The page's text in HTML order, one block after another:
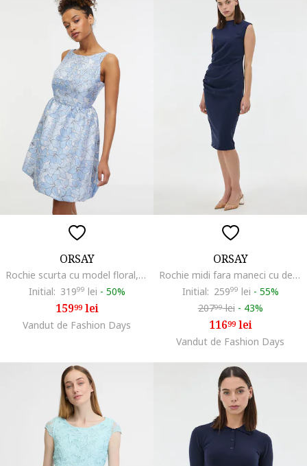
ORSAY
Rochie scurta cu model floral, Albastru deschis
Initial: 31999 lei - 50%
15999lei
Vandut de Fashion Days
ORSAY
Rochie midi fara maneci cu detaliu drapat, Albastru ultramarin
Initial: 25999 lei - 55%
20799lei - 43%
11699lei
Vandut de Fashion Days